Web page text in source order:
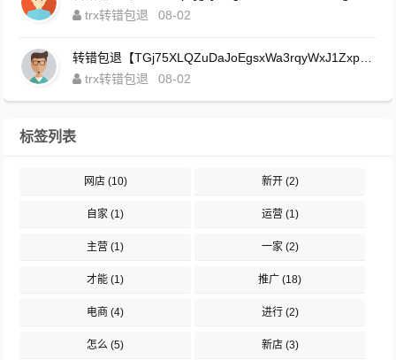
trx转错包退
08-02
trx转错包退
08-02
标签列表
网店(10) 新开(2)
自家 (1) 运营 (1)
主营 (1) 一家(2)
才能 (1) 推广 (18)
电商 (4) 进行(2)
怎么 (5) 新店(3)